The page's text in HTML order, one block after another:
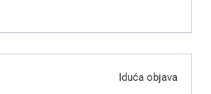
Iduća objava